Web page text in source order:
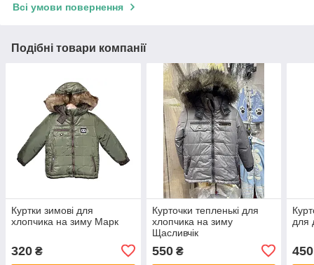
Всі умови повернення
Подібні товари компанії
Куртки зимові для
хлопчика на зиму Марк
320 ₴
Курточки тепленькі для
хлопчика на зиму
Щасливчік
550₴
для
450